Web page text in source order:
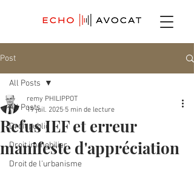
Post
All Posts
Droit public
Droit immobilier
Droit de l'urbanisme
All Posts
Refus IEF et erreur
manifeste d'appréciation
remy PHILIPPOT
19 juil. 2025 5 min de lecture